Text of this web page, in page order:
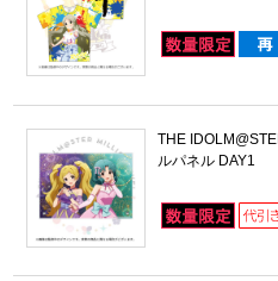
THE
ルパネル DAY1